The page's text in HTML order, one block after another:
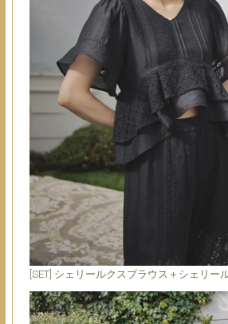
[SET] シェリールクスブラウス＋シェリー